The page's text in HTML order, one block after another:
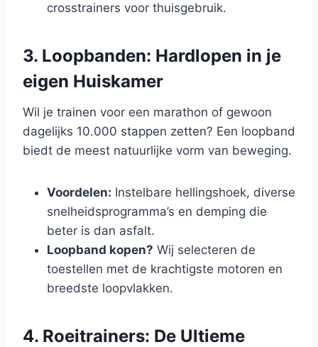
crosstrainers voor thuisgebruik.
3. Loopbanden: Hardlopen in je
eigen Huiskamer
Wil je trainen voor een marathon of gewoon
dagelijks 10.000 stappen zetten? Een loopband
biedt de meest natuurlijke vorm van beweging.
Voordelen: Instelbare hellingshoek, diverse
snelheidsprogramma’s en demping die
beter is dan asfalt.
Loopband kopen? Wij selecteren de
toestellen met de krachtigste motoren en
breedste loopvlakken.
4. Roeitrainers: De Ultieme